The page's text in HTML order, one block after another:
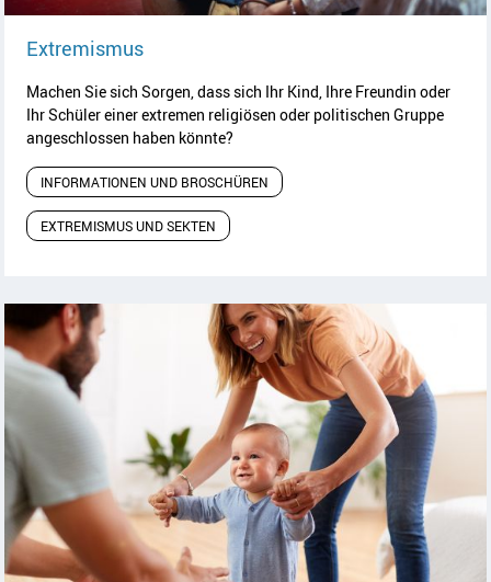
ExtremismusArtikel lesen
Machen Sie sich Sorgen, dass sich Ihr Kind, Ihre Freundin oder
Ihr Schüler einer extremen religiösen oder politischen Gruppe
angeschlossen haben könnte?
INFORMATIONEN UND BROSCHÜREN
EXTREMISMUS UND SEKTEN